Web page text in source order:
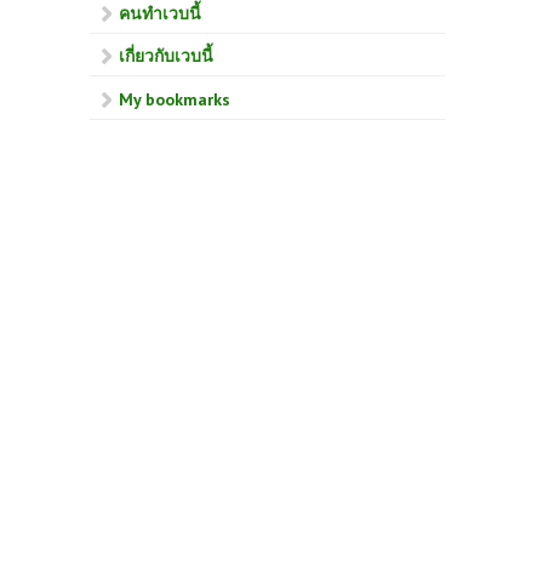
คนทำเวบนี้
เกี่ยวกับเวบนี้
My bookmarks